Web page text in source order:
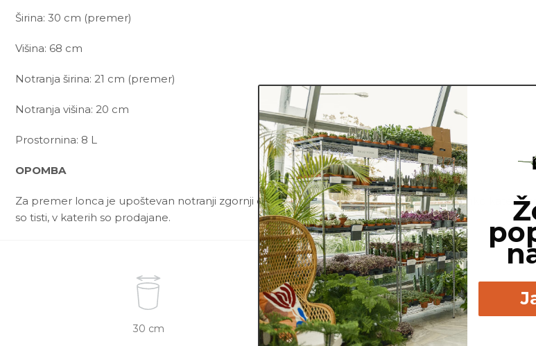
Širina: 30 cm (premer)
Višina: 68 cm
Notranja širina: 21 cm (premer)
Notranja višina: 20 cm
Prostornina: 8 L
OPOMBA
Za premer lonca je upoštevan notranji zgornji del lonca. Za potrebe fotografiranja je lahko katera
so tisti, v katerih so prodajane.
30 cm